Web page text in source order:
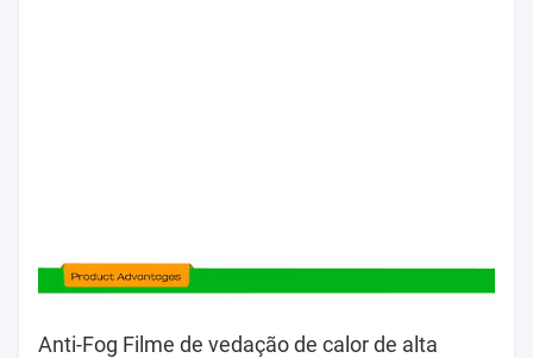
Anti-Fog Filme de vedação de calor de alta